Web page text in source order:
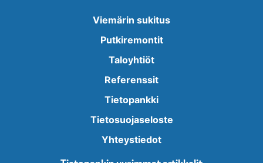
Viemärin sukitus
Putkiremontit
Taloyhtiöt
Referenssit
Tietopankki
Tietosuojaseloste
Yhteystiedot